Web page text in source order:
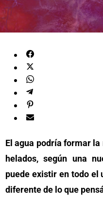
El agua podría formar
helados, según una
puede existir en todo el
diferente de lo que